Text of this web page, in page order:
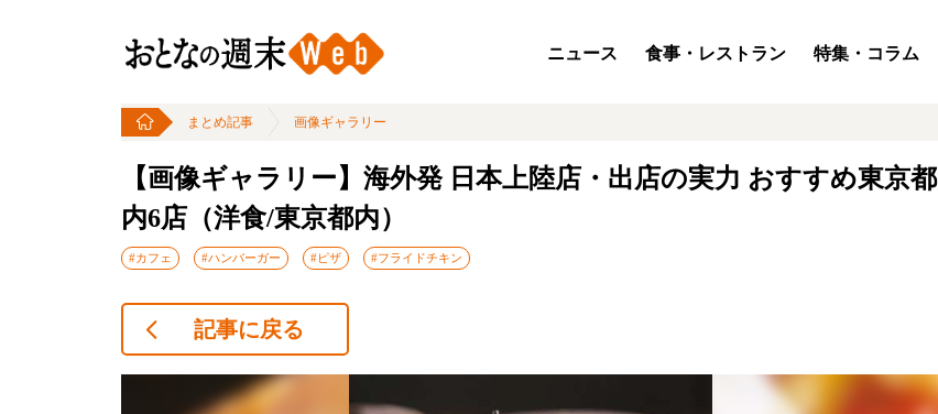
ニュース 食事・レストラン 特集・コラム
まとめ記事 画像ギャラリー
【画像ギャラリー】海外発 日本上陸店・出店の実力 おすすめ東京都
内6店（洋食/東京都内）
#カフェ #ハンバーガー #ピザ #フライドチキン
記事に戻る